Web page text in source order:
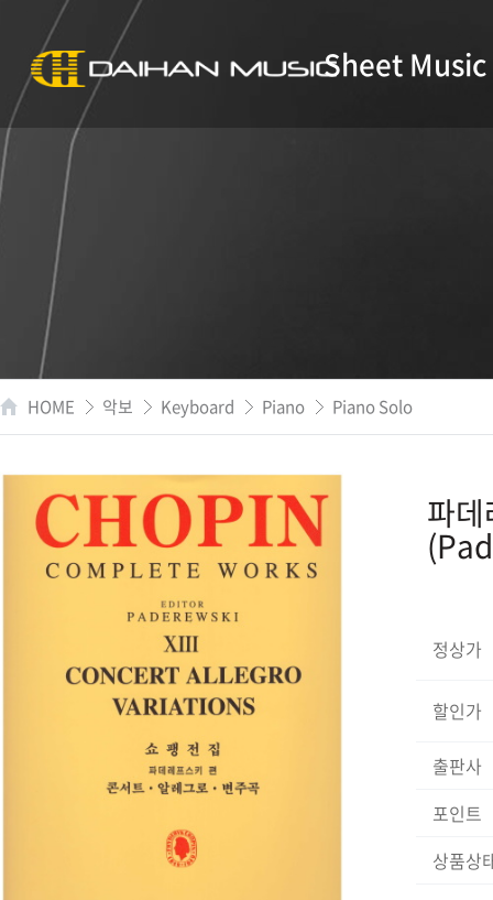
Sheet Music
HOME 악보 Keyboard Piano Piano Solo
파
정상가
할인가
출판사
포인트
상품상